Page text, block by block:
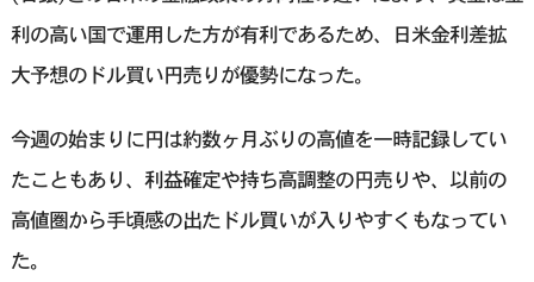
利の高い国で運用した方が有利であるため、日米金利差拡
大予想のドル買い円売りが優勢になった。
今週の始まりに円は約数ヶ月ぶりの高値を一時記録してい
たこともあり、利益確定や持ち高調整の円売りや、以前の
高値圏から手頃感の出たドル買いが入りやすくもなってい
た。